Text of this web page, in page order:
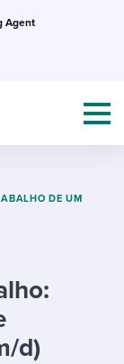
Agent
DE UM
d)